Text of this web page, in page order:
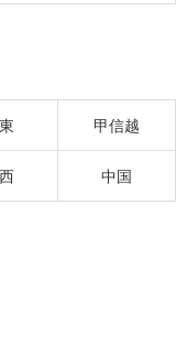
甲信越
中国